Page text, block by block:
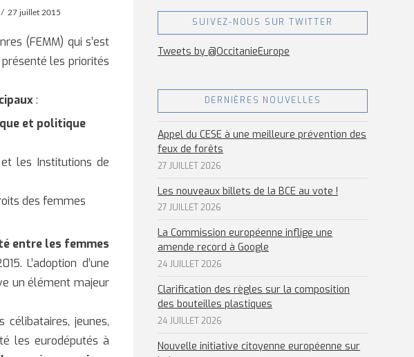
27 juillet 2015
(FEMM) qui s’est
les priorités
:
et politique
les Institutions de
des femmes
entre les femmes
L’adoption d’une
un élément majeur
jeunes,
les eurodéputés à
SUIVEZ-NOUS SUR TWITTER
Tweets by @OccitanieEurope
DERNIÈRES NOUVELLES
Appel du CESE à une meilleure prévention des
feux de forêts
27 JUILLET 2026
Les nouveaux billets de la BCE au vote !
27 JUILLET 2026
La Commission européenne inflige une
amende record à Google
24 JUILLET 2026
Clarification des règles sur la composition
des bouteilles plastiques
24 JUILLET 2026
Nouvelle initiative citoyenne européenne sur